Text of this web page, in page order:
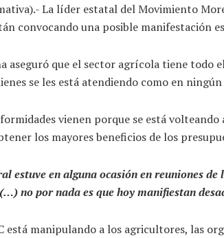
La líder estatal del Movimiento
convocando una posible manifestación
aseguró que el sector agrícola tiene todo
se les está atendiendo como en
vienen porque se está
los mayores beneficios de los
estuve en alguna ocasión en reuniones
no por nada es que hoy manifiestan
está manipulando a los agricultores, las